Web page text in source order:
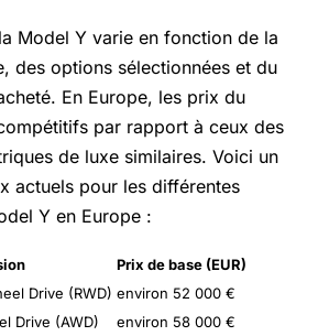
Model Y varie en fonction de la
des options sélectionnées et du
En Europe, les prix du
par rapport à ceux des
de luxe similaires. Voici un
actuels pour les différentes
Y en Europe :
Prix de base (EUR)
Drive (RWD) environ 52 000 €
Drive (AWD)
environ 58 000 €